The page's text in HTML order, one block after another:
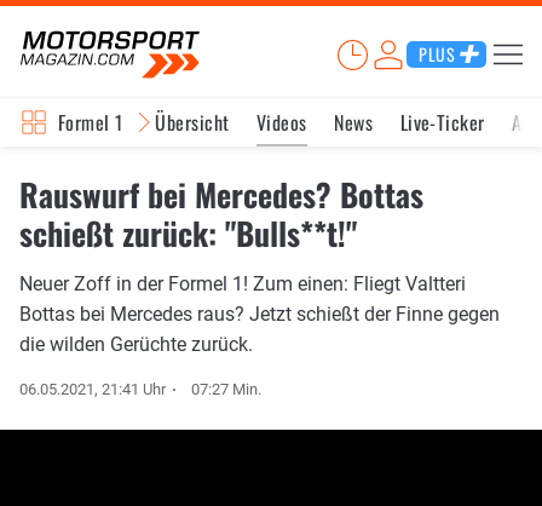
PLUS
Formel 1 Übersicht Videos News Live-Ticker
Rauswurf bei Mercedes? Bottas
schießt zurück: "Bulls**t!"
Neuer Zoff in der Formel 1! Zum einen: Fliegt Valtteri
Bottas bei Mercedes raus? Jetzt schießt der Finne gegen
die wilden Gerüchte zurück.
06.05.2021, 21:41 Uhr 07:27 Min.